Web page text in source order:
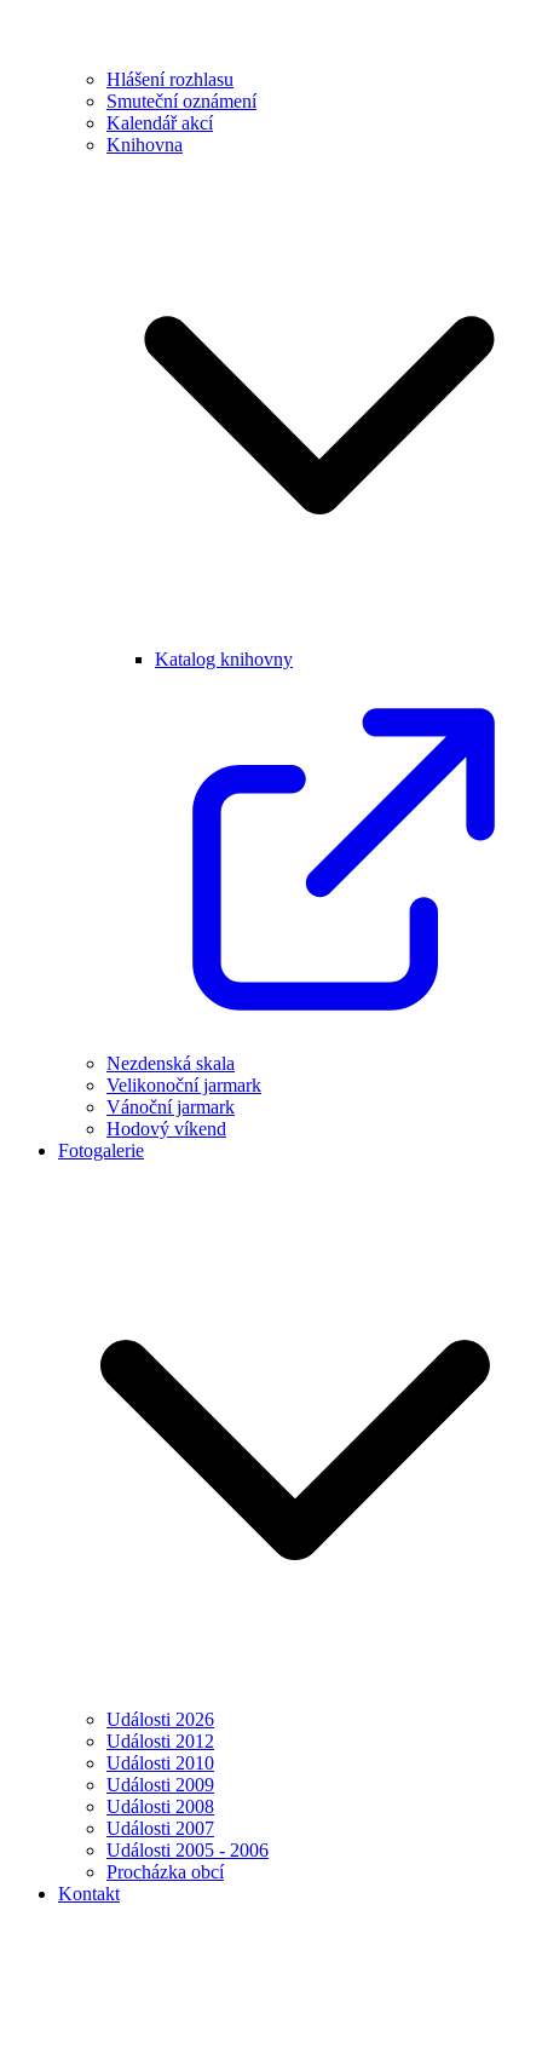
Hlášení rozhlasu
Smuteční oznámení
Kalendář akcí
Knihovna
Katalog knihovny
Nezdenská skala
Velikonoční jarmark
Vánoční jarmark
Hodový víkend
Fotogalerie
Události 2026
Události 2012
Události 2010
Události 2009
Události 2008
Události 2007
Události 2005 - 2006
Procházka obcí
Kontakt